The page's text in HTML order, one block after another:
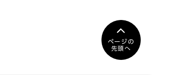
ページの
先頭へ